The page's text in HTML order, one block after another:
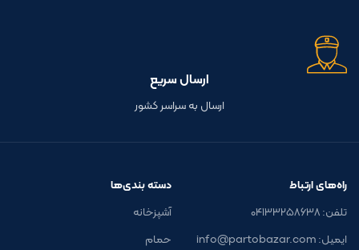
ارسال سریع
ارسال به سراسر کشور
راه‌های ارتباط
تلفن: ۰۴۱۳۳۲۵۸۶۳۸
ایمیل: info@partobazar.com
دسته بندی‌ها
آشپزخانه
حمام